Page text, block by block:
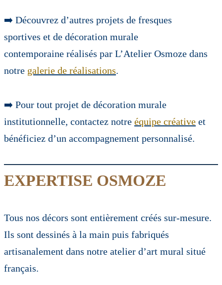
➡️ Découvrez d’autres projets de fresques
sportives et de décoration murale
contemporaine réalisés par L’Atelier Osmoze dans
notre galerie de réalisations.
➡️ Pour tout projet de décoration murale
institutionnelle, contactez notre équipe créative et
bénéficiez d’un accompagnement personnalisé.
EXPERTISE OSMOZE
Tous nos décors sont entièrement créés sur-mesure.
Ils sont dessinés à la main puis fabriqués
artisanalement dans notre atelier d’art mural situé
français.